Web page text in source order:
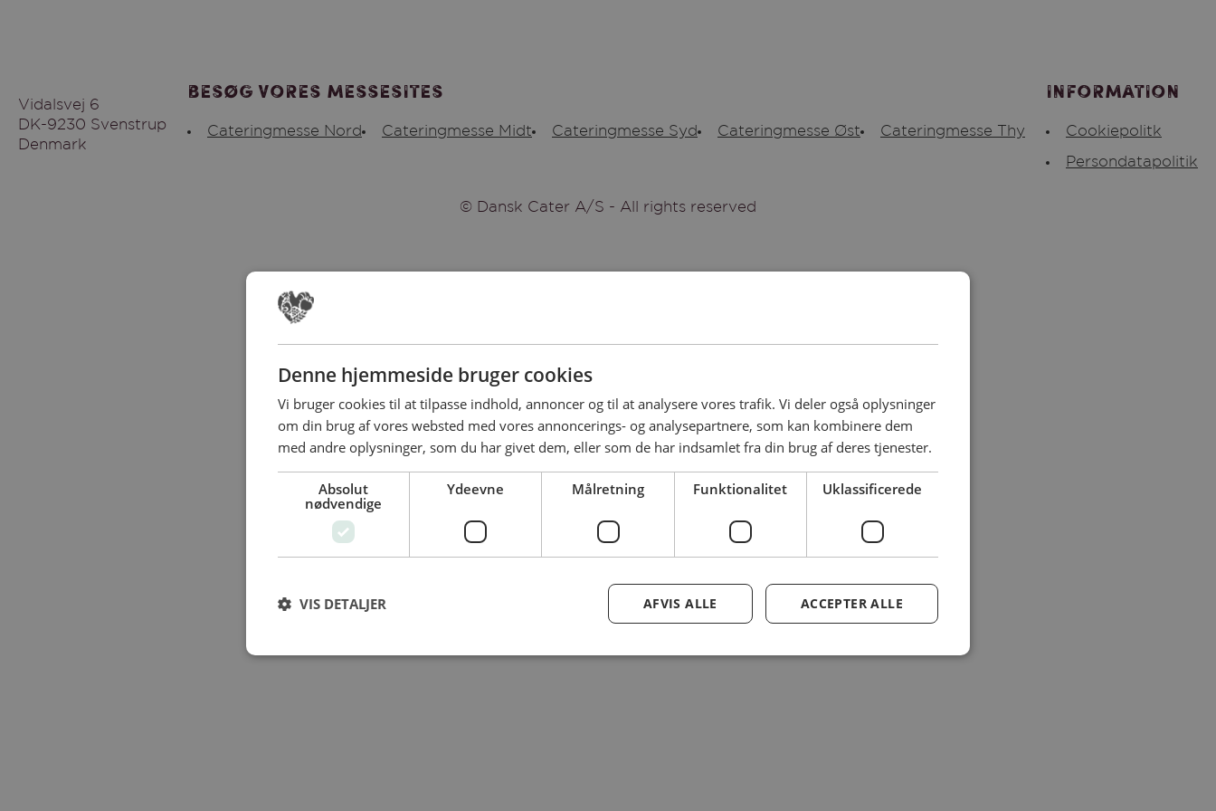
Vidalsvej 6
DK-9230 Svenstrup
Denmark
Besøg vores messesites
Cateringmesse Nord Cateringmesse Midt Cateringmesse Syd Cateringmesse Øst Cateringmesse Thy
Information
Cookiepolitk
Persondatapolitik
© Dansk Cater A/S - All rights reserved
Denne hjemmeside bruger cookies
Vi bruger cookies til at tilpasse indhold, annoncer og til at analysere vores trafik. Vi deler også oplysninger
om din brug af vores websted med vores annoncerings- og analysepartnere, som kan kombinere dem
med andre oplysninger, som du har givet dem, eller som de har indsamlet fra din brug af deres tjenester.
Absolut
nødvendige
Ydeevne Målretning Funktionalitet Uklassificerede
ACCEPTER ALLE
AFVIS ALLE
VIS DETALJER